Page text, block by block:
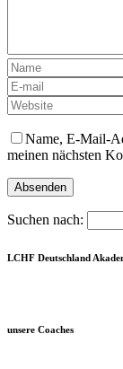
Name, E-Mail-
meinen nächsten
Suchen nach:
LCHF Deutschland
unsere Coaches